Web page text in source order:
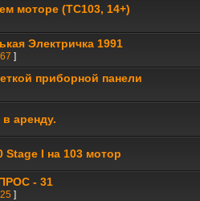
моторе (TC103, 14+)
Электричка 1991
67 ]
приборной панели
аренду.
Stage I на 103 мотор
- 31
25 ]